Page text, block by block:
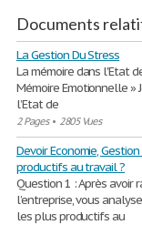
Documents
La Gestion Du Stress
La mémoire dans l'Etat
Mémoire Emotionnelle »
l’Etat de
2 Pages• 2805 Vues
Devoir Economie,
productifs au travail ?
Question 1 : Après avoir
l’entreprise, vous
les plus productifs au